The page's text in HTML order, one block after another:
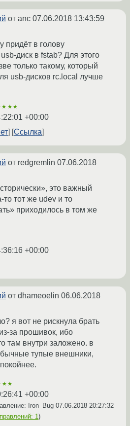
от anc 07.06.2018 13:43:59
придёт в голову
диск в fstab? Для этого
только такому, который
usb-дисков rc.local лучше
+00:00
Ссылка
от redgremlin 07.06.2018
это важный
то тот же udev и то
приходилось в том же
+00:00
от dhameoelin 06.06.2018
я вот не рискнула брать
за прошивок, ибо
там внутри заложено. в
тупые внешники,
+00:00
Iron_Bug 07.06.2018 20:27:32
1)